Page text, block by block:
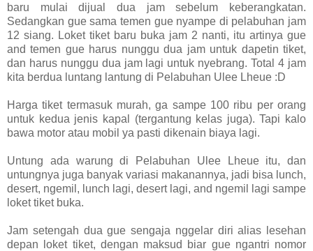
baru mulai dijual dua jam sebelum keberangkatan.
Sedangkan gue sama temen gue nyampe di pelabuhan jam
12 siang. Loket tiket baru buka jam 2 nanti, itu artinya gue
and temen gue harus nunggu dua jam untuk dapetin tiket,
dan harus nunggu dua jam lagi untuk nyebrang. Total 4 jam
kita berdua luntang lantung di Pelabuhan Ulee Lheue :D
Harga tiket termasuk murah, ga sampe 100 ribu per orang
untuk kedua jenis kapal (tergantung kelas juga). Tapi kalo
bawa motor atau mobil ya pasti dikenain biaya lagi.
Untung ada warung di Pelabuhan Ulee Lheue itu, dan
untungnya juga banyak variasi makanannya, jadi bisa lunch,
desert, ngemil, lunch lagi, desert lagi, and ngemil lagi sampe
loket tiket buka.
Jam setengah dua gue sengaja nggelar diri alias lesehan
depan loket tiket, dengan maksud biar gue ngantri nomor